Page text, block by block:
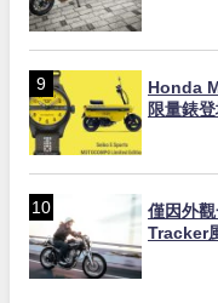
Honda
限量錶
僅因外
Tracker